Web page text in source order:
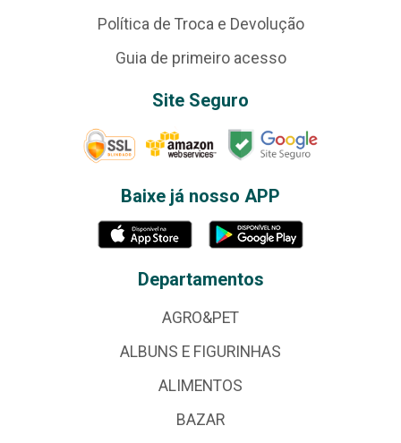
Política de Troca e Devolução
Guia de primeiro acesso
Site Seguro
Baixe já nosso APP
Departamentos
AGRO&PET
ALBUNS E FIGURINHAS
ALIMENTOS
BAZAR